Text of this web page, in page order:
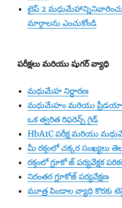
టైప్ 2
మార్గాలను ఎంచుకోండి
పరీక్షలు మరియు షుగర్ వ్యాధి
మధుమేహ నిర్ధారణ
మధుమేహం మరియు
ఒక త్వరిత రిఫరెన్స్ గైడ్
HbA1C పరీక్ష మరియు
మీ రక్తంలో చక్కర సంఖ్యలు
రక్తంలో గ్లూకో జ్ పర్యవేక్షక
నిరంతర గ్లూకోజ్ పర్యవేక్షణ
మూత్ర పిండాల వ్యాధి కొరకు